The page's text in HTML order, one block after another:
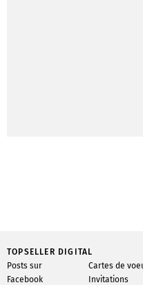
TOPSELLER DIGITAL
Posts sur
Facebook
Cartes de
Invitations